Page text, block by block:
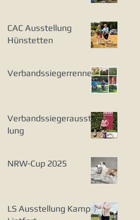
CAC Ausstellung
Hünstetten
Verbandssiegerrennen
Verbandssiegerausstel
lung
NRW-Cup 2025
LS Ausstellung Kamp-